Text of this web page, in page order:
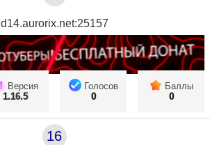
d14.aurorix.net:25157
Версия
1.16.5
Голосов
0
Баллы
0
16